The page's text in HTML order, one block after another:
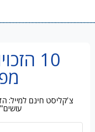
10
צ'קליסט חינם למייל: